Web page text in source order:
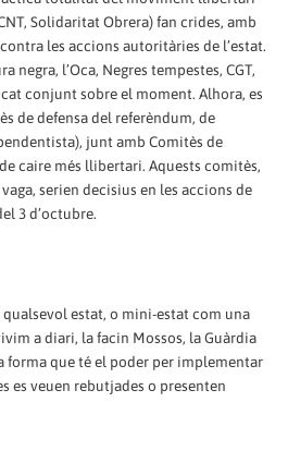
Solidaritat Obrera) fan crides, amb
les accions autoritàries de l’estat.
negra, l’Oca, Negres tempestes, CGT,
conjunt sobre el moment. Alhora, es
de defensa del referèndum, de
junt amb Comitès de
caire més llibertari. Aquests comitès,
serien decisius en les accions de
3 d’octubre.
qualsevol estat, o mini-estat com una
a diari, la facin Mossos, la Guàrdia
forma que té el poder per implementar
es veuen rebutjades o presenten